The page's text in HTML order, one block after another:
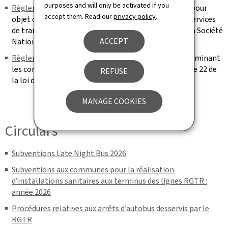
purposes and will only be activated if you
accept them. Read ourprivacy policy.
ACCEPT
REFUSE
MANAGE COOKIES
Règlement grand-ducal du 3 septembre 1980ayant pour
objet de régler la police et d’assurer la sécurité des services
de transport automobile de personnes relevant de la Société
Nationale des Chemins de Fer Luxembourgeois
Règlement grand-ducal du 27 septembre 2005
, déterminant
les conditions d’exécution des dispositions de l’article 22 de
la loi du 29 juin 2004 sur les transports publics
Circulars
Subventions Late Night Bus 2026
Subventions aux communes pour la réalisation
d’installations sanitaires aux terminus des lignes RGTR :
année 2026
Procédures relatives aux arrêts d’autobus desservis par le
RGTR